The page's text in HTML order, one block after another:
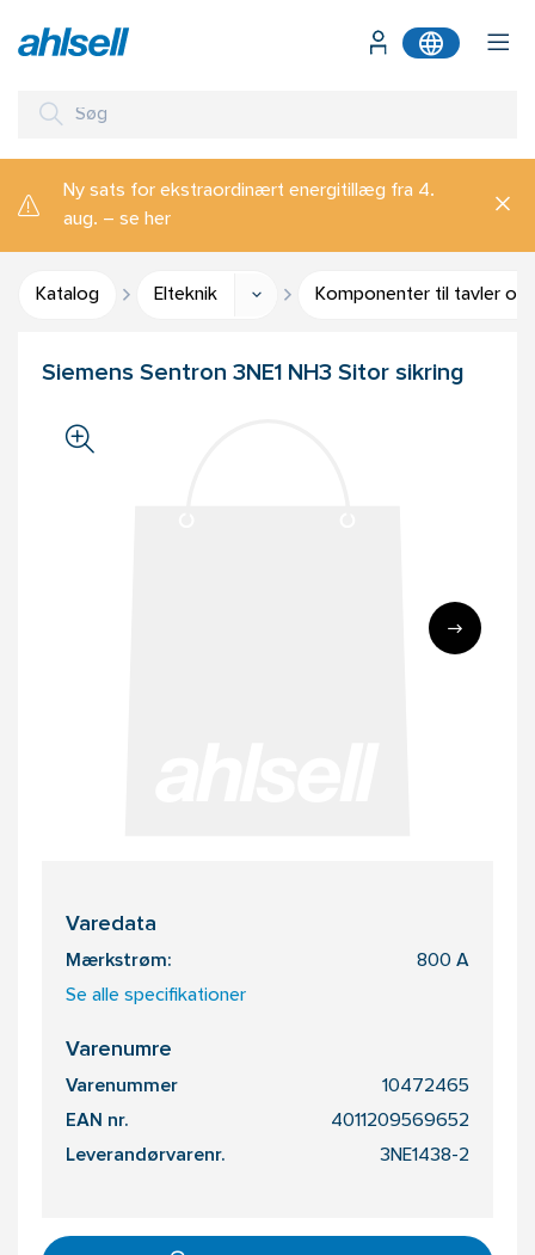
Ny sats for ekstraordinært energitillæg fra 4.
aug. – se her
Katalog Elteknik Komponenter til tavler og
Siemens Sentron 3NE1 NH3 Sitor sikring
Varedata
Mærkstrøm: 800 A
Se alle specifikationer
Varenumre
Varenummer 10472465
EAN nr. 4011209569652
Leverandørvarenr. 3NE1438-2